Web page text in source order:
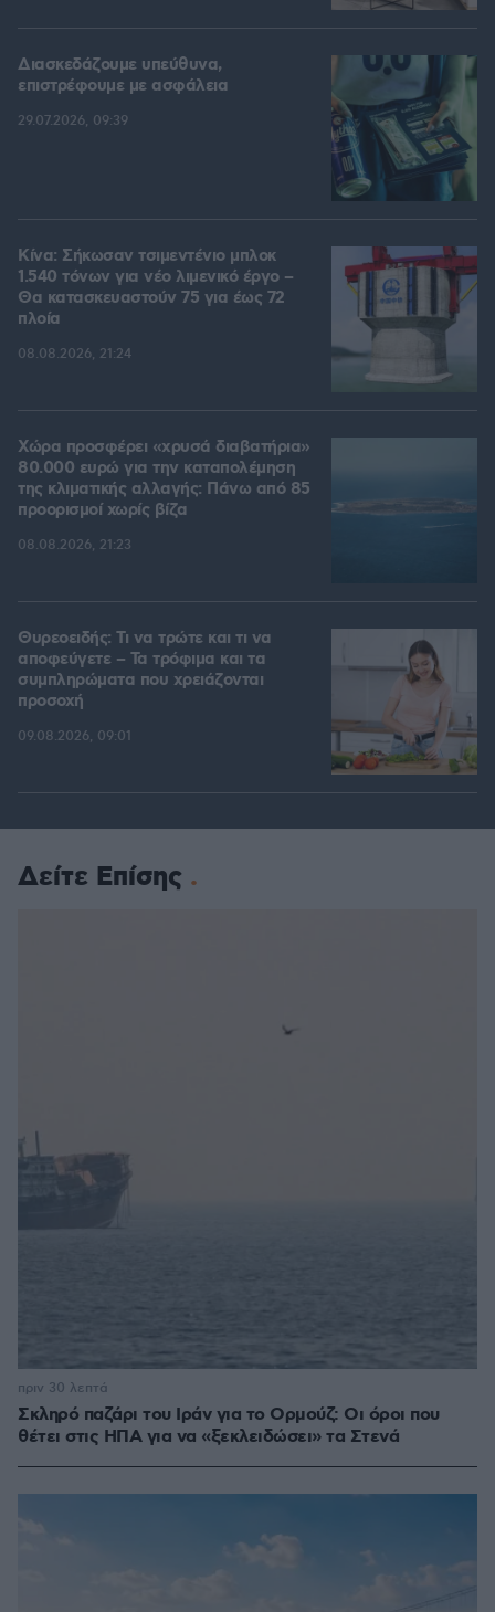
Διασκεδάζουμε υπεύθυνα,
επιστρέφουμε με ασφάλεια
29.07.2026, 09:39
Κίνα: Σήκωσαν τσιμεντένιο μπλοκ
1.540 τόνων για νέο λιμενικό έργο –
Θα κατασκευαστούν 75 για έως 72
πλοία
08.08.2026, 21:24
Χώρα προσφέρει «χρυσά διαβατήρια»
80.000 ευρώ για την καταπολέμηση
της κλιματικής αλλαγής: Πάνω από 85
προορισμοί χωρίς βίζα
08.08.2026, 21:23
Θυρεοειδής: Τι να τρώτε και τι να
αποφεύγετε – Τα τρόφιμα και τα
συμπληρώματα που χρειάζονται
προσοχή
09.08.2026, 09:01
Δείτε Επίσης
Σκληρό παζάρι του Ιράν για το Ορμούζ: Οι όροι που
θέτει στις ΗΠΑ για να «ξεκλειδώσει» τα Στενά
πριν 30 λεπτά